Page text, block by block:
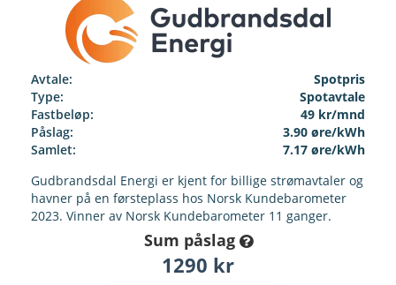
Avtale:
Spotpris
Type:
Spotavtale
Fastbeløp:
49 kr/mnd
Påslag:
3.90 øre/kWh
Samlet:
7.17 øre/kWh
Gudbrandsdal Energi er kjent for billige strømavtaler og
havner på en førsteplass hos Norsk Kundebarometer
2023. Vinner av Norsk Kundebarometer 11 ganger.
Sum påslag
1290 kr